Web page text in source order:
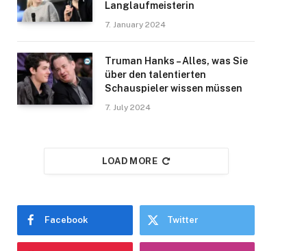
Langlaufmeisterin
7. January 2024
Truman Hanks – Alles, was Sie
über den talentierten
Schauspieler wissen müssen
7. July 2024
LOAD MORE
Facebook Twitter